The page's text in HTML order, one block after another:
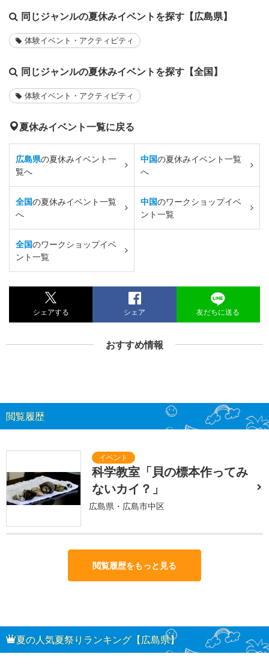
同じジャンルの夏休みイベントを探す【広島県】
体験イベント・アクティビティ
同じジャンルの夏休みイベントを探す【全国】
体験イベント・アクティビティ
夏休みイベント一覧に戻る
広島県の夏休みイベント一
覧へ
中国の夏休みイベント一覧
へ
全国の夏休みイベント一覧
へ
中国のワークショップイベ
ント一覧
全国のワークショップイベ
ント一覧
シェアする シェア 友だちに送る
おすすめ情報
閲覧履歴
科学教室「貝の標本作ってみ
ないカイ？」
広島県・広島市中区
閲覧履歴をもっと見る
夏の人気夏祭りランキング【広島県】